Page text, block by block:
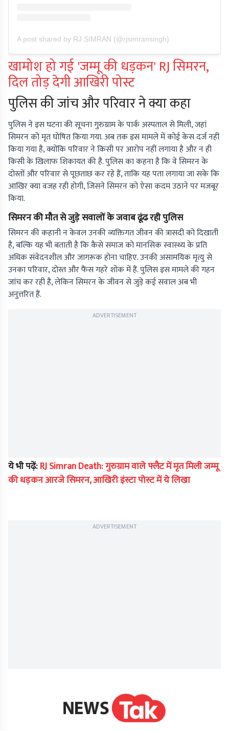
A post shared by RJ SIMRAN (@rjsimransingh)
खामोश हो गई 'जम्मू की धड़कन' RJ सिमरन,
दिल तोड़ देगी आखिरी पोस्ट
पुलिस की जांच और परिवार ने क्या कहा
पुलिस ने इस घटना की सूचना गुरुग्राम के पार्क अस्पताल से मिली, जहां
सिमरन को मृत घोषित किया गया. अब तक इस मामले में कोई केस दर्ज नहीं
किया गया है, क्योंकि परिवार ने किसी पर आरोप नहीं लगाया है और न ही
किसी के खिलाफ शिकायत की है. पुलिस का कहना है कि वे सिमरन के
दोस्तों और परिवार से पूछताछ कर रहे हैं, ताकि यह पता लगाया जा सके कि
आखिर क्या वजह रही होगी, जिसने सिमरन को ऐसा कदम उठाने पर मजबूर
किया.
सिमरन की मौत से जुड़े सवालों के जवाब ढूंढ रही पुलिस
सिमरन की कहानी न केवल उनकी व्यक्तिगत जीवन की त्रासदी को दिखाती
है, बल्कि यह भी बताती है कि कैसे समाज को मानसिक स्वास्थ्य के प्रति
अधिक संवेदनशील और जागरूक होना चाहिए. उनकी असामयिक मृत्यु से
उनका परिवार, दोस्त और फैंस गहरे शोक में हैं. पुलिस इस मामले की गहन
जांच कर रही है, लेकिन सिमरन के जीवन से जुड़े कई सवाल अब भी
अनुत्तरित हैं.
ADVERTISEMENT
ये भी पढ़ें:RJ Simran Death: गुरुग्राम वाले फ्लैट में मृत मिली जम्मू
की धड़कन आरजे सिमरन, आखिरी इंस्टा पोस्ट में ये लिखा
ADVERTISEMENT